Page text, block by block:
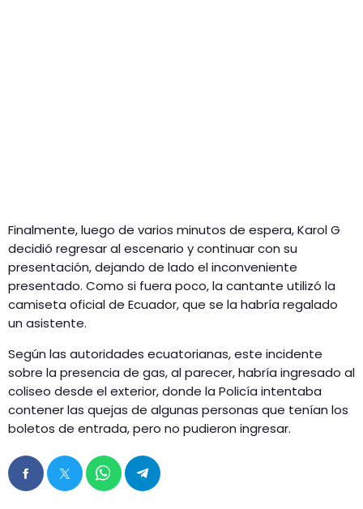
Finalmente, luego de varios minutos de espera, Karol G
decidió regresar al escenario y continuar con su
presentación, dejando de lado el inconveniente
presentado. Como si fuera poco, la cantante utilizó la
camiseta oficial de Ecuador, que se la habría regalado
un asistente.
Según las autoridades ecuatorianas, este incidente
sobre la presencia de gas, al parecer, habría ingresado al
coliseo desde el exterior, donde la Policía intentaba
contener las quejas de algunas personas que tenían los
boletos de entrada, pero no pudieron ingresar.